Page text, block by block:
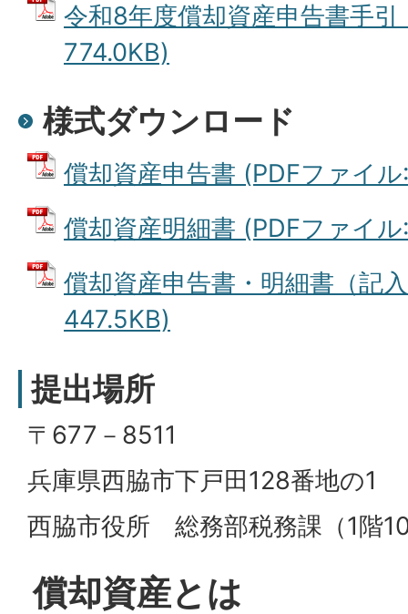
令和8年度償却資産申告書手
774.0KB)
様式ダウンロード
償却資産申告書 (PDFファイ
償却資産明細書 (PDFファイ
償却資産申告書・明細書（記
447.5KB)
提出場所
〒677－8511
兵庫県西脇市下戸田128番地の1
西脇市役所 総務部税務課（1階
償却資産とは